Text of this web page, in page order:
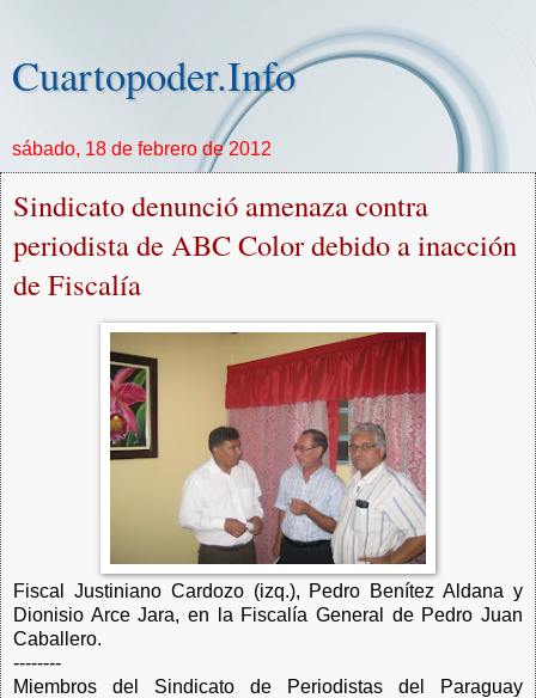
Cuartopoder.Info
sábado, 18 de febrero de 2012
Sindicato denunció amenaza contra
periodista de ABC Color debido a inacción
de Fiscalía
Fiscal Justiniano Cardozo (izq.), Pedro Benítez Aldana y
Dionisio Arce Jara, en la Fiscalía General de Pedro Juan
Caballero.
--------
Miembros del Sindicato de Periodistas del Paraguay